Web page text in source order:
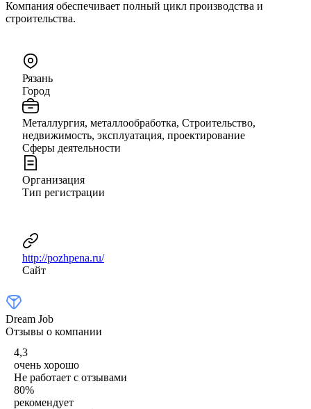
Компания обеспечивает полный цикл производства и
строительства.
Рязань
Город
Металлургия, металлообработка, Строительство,
недвижимость, эксплуатация, проектирование
Сферы деятельности
Организация
Тип регистрации
http://pozhpena.ru/
Сайт
Dream Job
Отзывы о компании
4,3
очень хорошо
Не работает с отзывами
80%
рекомендует